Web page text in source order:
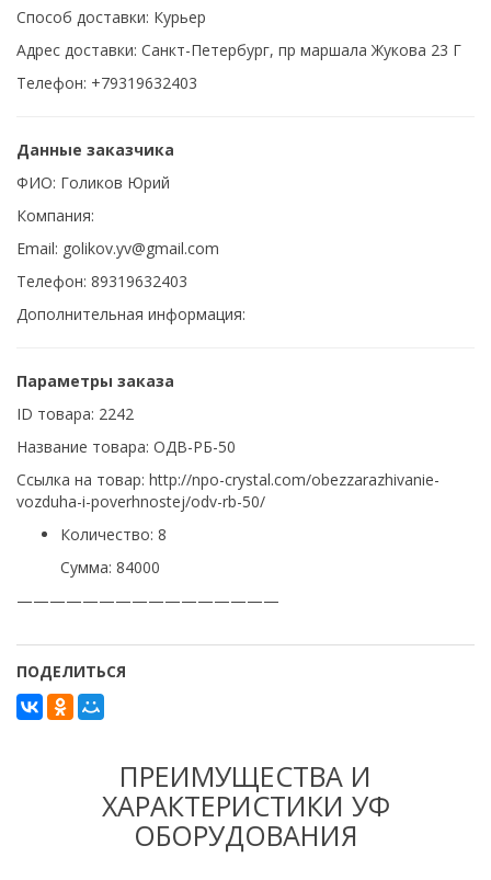
Способ доставки: Курьер
Адрес доставки: Санкт-Петербург, пр маршала Жукова 23 Г
Телефон: +79319632403
Данные заказчика
ФИО: Голиков Юрий
Компания:
Email: golikov.yv@gmail.com
Телефон: 89319632403
Дополнительная информация:
Параметры заказа
ID товара: 2242
Название товара: ОДВ-РБ-50
Ссылка на товар: http://npo-crystal.com/obezzarazhivanie-
vozduha-i-poverhnostej/odv-rb-50/
Количество: 8
Сумма: 84000
————————————————
ПОДЕЛИТЬСЯ
ПРЕИМУЩЕСТВА И
ХАРАКТЕРИСТИКИ УФ
ОБОРУДОВАНИЯ